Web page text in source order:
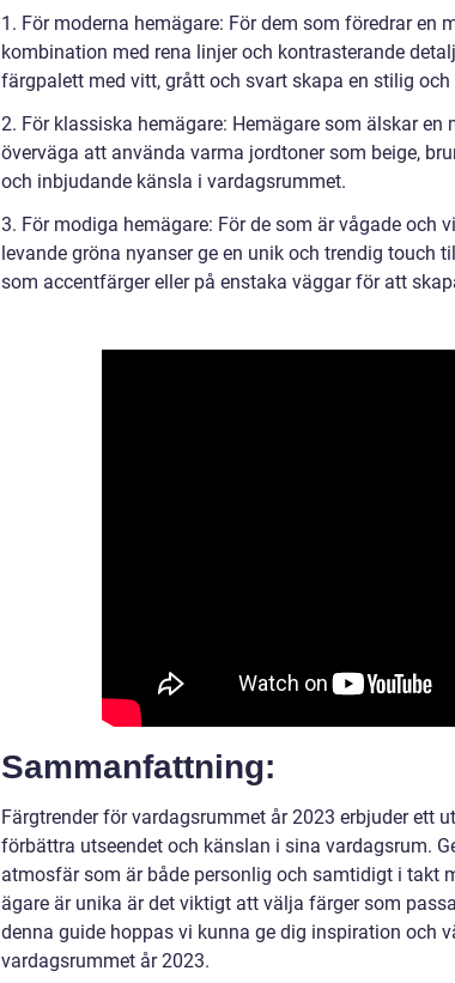
1. För moderna hemägare: För dem som föredrar
kombination med rena linjer och kontrasterande
färgpalett med vitt, grått och svart skapa en stilig
2. För klassiska hemägare: Hemägare som älskar
överväga att använda varma jordtoner som beige,
och inbjudande känsla i vardagsrummet.
3. För modiga hemägare: För de som är vågade och
levande gröna nyanser ge en unik och trendig touch
som accentfärger eller på enstaka väggar för att
Sammanfattning:
Färgtrender för vardagsrummet år 2023 erbjuder ett
förbättra utseendet och känslan i sina vardagsrum.
atmosfär som är både personlig och samtidigt i takt
ägare är unika är det viktigt att välja färger som
denna guide hoppas vi kunna ge dig inspiration och
vardagsrummet år 2023.